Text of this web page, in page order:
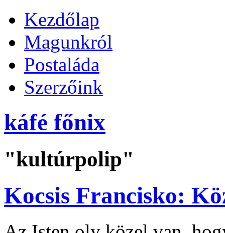
Kezdőlap
Magunkról
Postaláda
Szerzőink
káfé főnix
"kultúrpolip"
Kocsis Francisko: